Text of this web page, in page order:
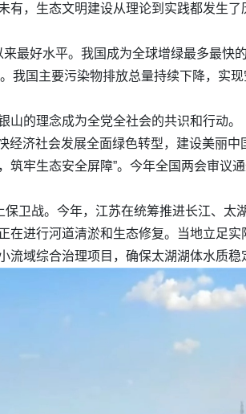
，生态文明建设从理论到实践都发生
来最好水平。我国成为全球增绿最多最
我国主要污染物排放总量持续下降，实
的理念成为全党全社会的共识和行动。
济社会发展全面绿色转型，建设美丽中
牢生态安全屏障”。今年全国两会审议
卫战。今年，江苏在统筹推进长江、太
进行河道清淤和生态修复。当地立足
流域综合治理项目，确保太湖湖体水质稳